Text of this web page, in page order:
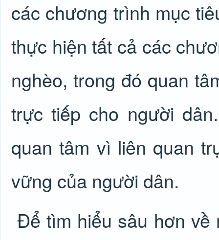
các chương trình mục
thực hiện tất cả các
nghèo, trong đó quan
trực tiếp cho người
quan tâm vì liên quan
vững của người dân.
Để tìm hiểu sâu hơn về